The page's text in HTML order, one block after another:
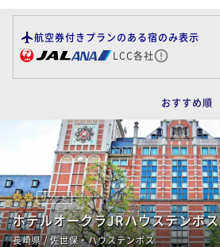
航空券付きプランのある宿のみ表示
LCC各社
おすすめ順
リゾート
ホテルオークラJRハウステンボス
長崎県 / 佐世保・ハウステンボス